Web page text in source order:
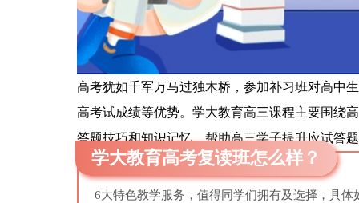
高考犹如千军万马过独木桥，参加补习班对高中
高考试成绩等优势。学大教育高三课程主要围绕
答题技巧和知识记忆，帮助高三学子提升应试答
学大教育高考复读班怎么样？
6大特色教学服务，值得同学们拥有及选择，具体